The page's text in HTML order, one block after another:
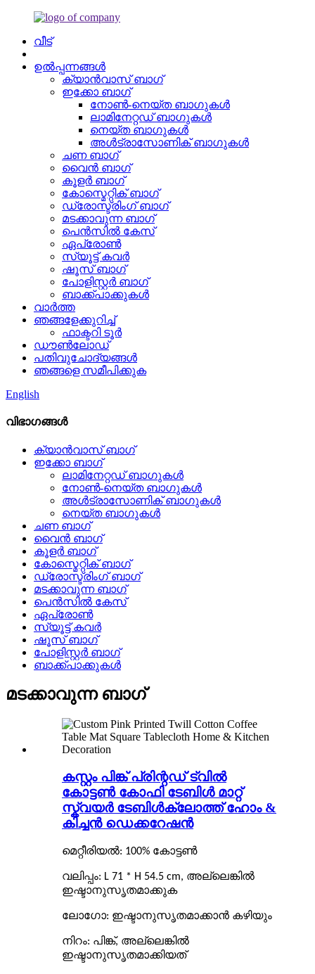
വീട്
ഉൽപ്പന്നങ്ങൾ
ക്യാൻവാസ് ബാഗ്
ഇക്കോ ബാഗ്
നോൺ-നെയ്ത ബാഗുകൾ
ലാമിനേറ്റഡ് ബാഗുകൾ
നെയ്ത ബാഗുകൾ
അൾട്രാസോണിക് ബാഗുകൾ
ചണ ബാഗ്
വൈൻ ബാഗ്
കൂളർ ബാഗ്
കോസ്മെറ്റിക് ബാഗ്
ഡ്രോസ്ട്രിംഗ് ബാഗ്
മടക്കാവുന്ന ബാഗ്
പെൻസിൽ കേസ്
ഏപ്രോൺ
സ്യൂട്ട് കവർ
ഷൂസ് ബാഗ്
പോളിസ്റ്റർ ബാഗ്
ബാക്ക്പാക്കുകൾ
വാർത്ത
ഞങ്ങളേക്കുറിച്ച്
ഫാക്ടറി ടൂർ
ഡൗൺലോഡ്
പതിവുചോദ്യങ്ങൾ
ഞങ്ങളെ സമീപിക്കുക
English
വിഭാഗങ്ങൾ
ക്യാൻവാസ് ബാഗ്
ഇക്കോ ബാഗ്
ലാമിനേറ്റഡ് ബാഗുകൾ
നോൺ-നെയ്ത ബാഗുകൾ
അൾട്രാസോണിക് ബാഗുകൾ
നെയ്ത ബാഗുകൾ
ചണ ബാഗ്
വൈൻ ബാഗ്
കൂളർ ബാഗ്
കോസ്മെറ്റിക് ബാഗ്
ഡ്രോസ്ട്രിംഗ് ബാഗ്
മടക്കാവുന്ന ബാഗ്
പെൻസിൽ കേസ്
ഏപ്രോൺ
സ്യൂട്ട് കവർ
ഷൂസ് ബാഗ്
പോളിസ്റ്റർ ബാഗ്
ബാക്ക്പാക്കുകൾ
മടക്കാവുന്ന ബാഗ്
കസ്റ്റം പിങ്ക് പ്രിന്റഡ് ട്വിൽ
കോട്ടൺ കോഫി ടേബിൾ മാറ്റ്
സ്ക്വയർ ടേബിൾക്ലോത്ത് ഹോം &
കിച്ചൻ ഡെക്കറേഷൻ
മെറ്റീരിയൽ: 100% കോട്ടൺ
വലിപ്പം: L 71 * H 54.5 cm, അല്ലെങ്കിൽ
ഇഷ്ടാനുസൃതമാക്കുക
ലോഗോ: ഇഷ്ടാനുസൃതമാക്കാൻ കഴിയും
നിറം: പിങ്ക്, അല്ലെങ്കിൽ
ഇഷ്ടാനുസൃതമാക്കിയത്